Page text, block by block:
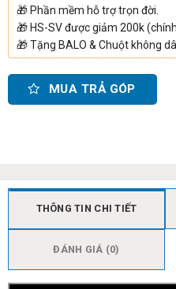
🎁 Phần mềm hỗ trợ trọn đời.
🎁 HS-SV được giảm 200k
🎁Tặng BALO & Chuột không
MUA TRẢ GÓP
THÔNG TIN CHI TIẾT
ĐÁNH GIÁ (0)